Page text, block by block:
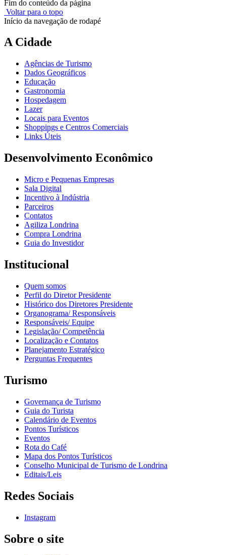
Fim do conteúdo da página
Voltar para o topo
Início da navegação de rodapé
A Cidade
Agências de Turismo
Dados Geográficos
Educação
Gastronomia
Hospedagem
Lazer
Locais para Eventos
Shoppings e Centros Comerciais
Links Úteis
Desenvolvimento Econômico
Micro e Pequenas Empresas
Sala Digital
Incentivo à Indústria
Parceiros
Contatos
Agiliza Londrina
Compra Londrina
Guia do Investidor
Institucional
Quem somos
Perfil do Diretor Presidente
Histórico dos Diretores Presidente
Organograma/ Responsáveis
Responsáveis/ Equipe
Legislação/ Competência
Localização e Contatos
Planejamento Estratégico
Perguntas Frequentes
Turismo
Governança de Turismo
Guia do Turista
Calendário de Eventos
Pontos Turísticos
Eventos
Rota do Café
Mapa dos Pontos Turísticos
Conselho Municipal de Turismo de Londrina
Editais/Leis
Redes Sociais
Instagram
Sobre o site